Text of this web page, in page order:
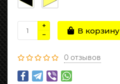
В корзину
0 отзывов